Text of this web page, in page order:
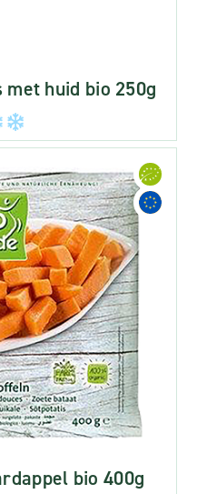
huid bio 250g
bio 400g